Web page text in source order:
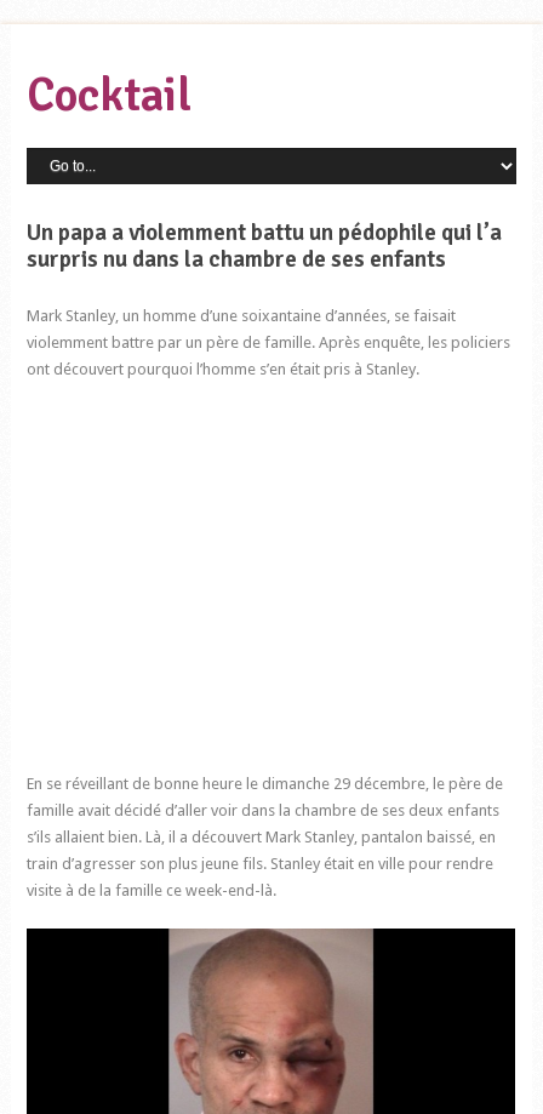
Cocktail
Un papa a violemment battu un pédophile qui l’a
surpris nu dans la chambre de ses enfants
Mark Stanley, un homme d’une soixantaine d’années, se faisait
violemment battre par un père de famille. Après enquête, les policiers
ont découvert pourquoi l’homme s’en était pris à Stanley.
En se réveillant de bonne heure le dimanche 29 décembre, le père de
famille avait décidé d’aller voir dans la chambre de ses deux enfants
s’ils allaient bien. Là, il a découvert Mark Stanley, pantalon baissé, en
train d’agresser son plus jeune fils. Stanley était en ville pour rendre
visite à de la famille ce week-end-là.